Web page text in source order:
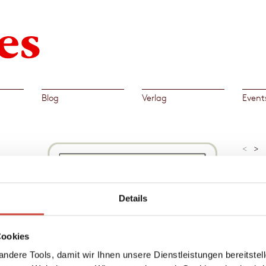
Details
Tools, damit wir Ihnen unsere Dienstleistungen
Blog Verlag
des
< >
→